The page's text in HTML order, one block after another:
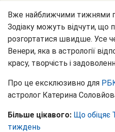
Вже найближчими тижнями
Зодіаку можуть відчути, що
розгортатися швидше. Усе
Венери, яка в астрології
красу, творчість і
Про це ексклюзивно для
астролог Катерина
Більше цікавого: Що обіцяє
тиждень